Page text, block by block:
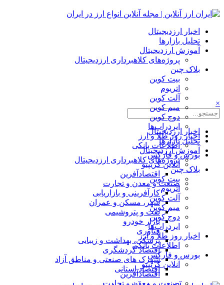
اخبار ارزدیجیتال
تحلیل بازارها
آموزش ارزدیجیتال
پروژه‌های کلاهبرداری ارزدیجیتال
بلاک چین
بیت کوین
اتریوم
آلت کوین
میم کوین‌
دوج کوین
ایردراپ‌ها
اخبار روز طلا و ارز
اطلاعات بانکی
بورس و فارکس
آنلاین کریپتو
اقتصادآفرین
صنعت و معدن و تجارت
کارآفرینی و بازاریابی
شهر، مسکن و عمران
نفت و پتروشیمی
بازار خودرو
فناوری
پزشکی، بهداشت و زیبایی
اقتصاد گردشگری
شهرک های صنعتی و مناطق آزاد
اقتصاد استانی
×
اخبار ارزدیجیتال
تحلیل بازارها
آموزش ارزدیجیتال
پروژه‌های کلاهبرداری ارزدیجیتال
بلاک چین
بیت کوین
اتریوم
آلت کوین
میم کوین‌
دوج کوین
ایردراپ‌ها
اخبار روز طلا و ارز
اطلاعات بانکی
بورس و فارکس
آنلاین کریپتو
اقتصادآفرین
صنعت و معدن و تجارت